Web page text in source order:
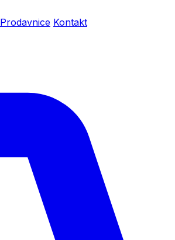
Prodavnice Kontakt